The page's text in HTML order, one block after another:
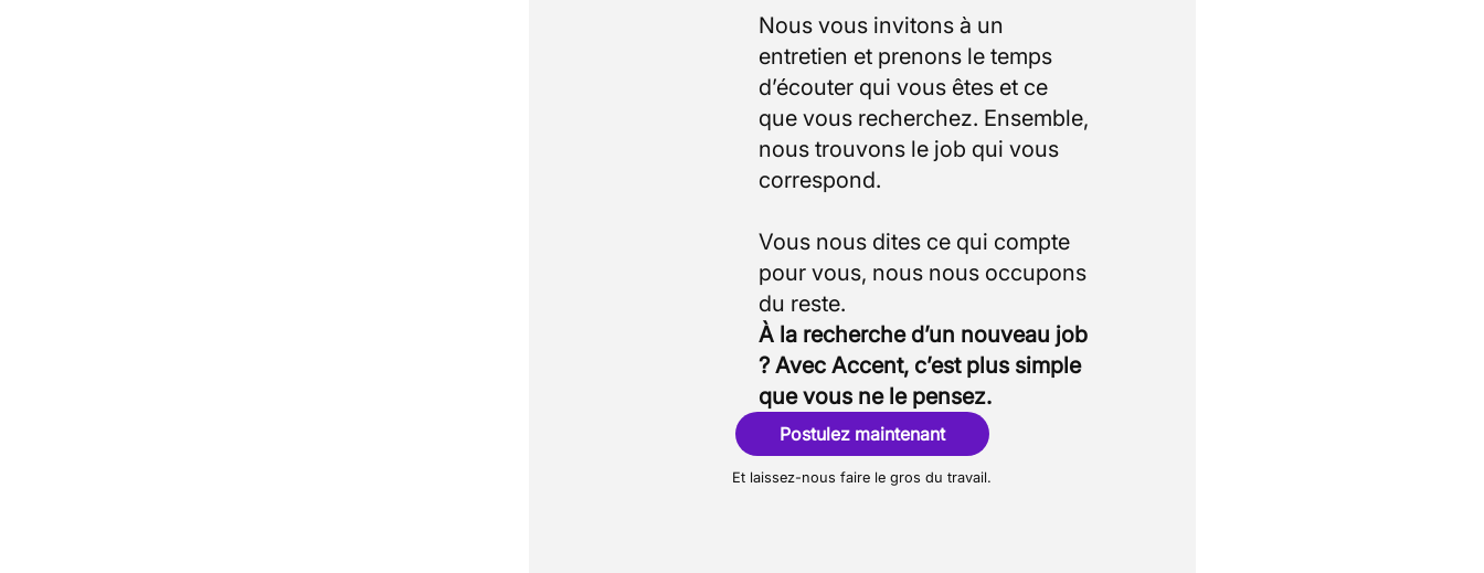
Nous vous invitons à un
entretien et prenons le temps
d’écouter qui vous êtes et ce
que vous recherchez. Ensemble,
nous trouvons le job qui vous
correspond.
Vous nous dites ce qui compte
pour vous, nous nous occupons
À la recherche d’un nouveau job
? Avec Accent, c’est plus simple
que vous ne le pensez.
Postulez maintenant
Et laissez-nous faire le gros du travail.